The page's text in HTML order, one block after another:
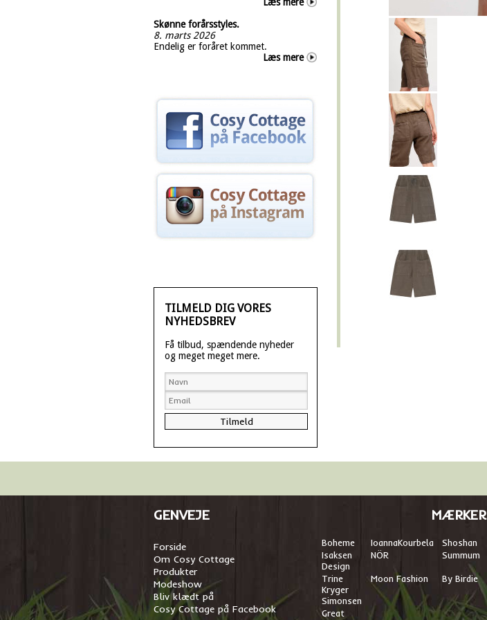
Skønne forårsstyles.
8. marts 2026
Endelig er foråret kommet.
Læs mere
TILMELD DIG VORES
NYHEDSBREV
Få tilbud, spændende nyheder
og meget meget mere.
GENVEJE
Forside
Om Cosy Cottage
Produkter
Modeshow
Bliv klædt på
Cosy Cottage på Facebook
MÆRKER
Boheme IoannaKourbela Shoshan
Isaksen
Design
NÖR Summum
Trine
Kryger
Simonsen
Moon Fashion By Birdie
Great